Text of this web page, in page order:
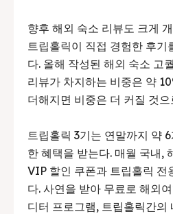
향후 해외 숙소 리뷰도 크게
트립홀릭이 직접 경험한 후기
다. 올해 작성된 해외 숙소 고
리뷰가 차지하는 비중은 약
더해지면 비중은 더 커질 것
트립홀릭 3기는 연말까지 약
한 혜택을 받는다. 매월 국내,
VIP 할인 쿠폰과 트립홀릭 전
다. 사연을 받아 무료로 해외
디터 프로그램, 트립홀릭간의